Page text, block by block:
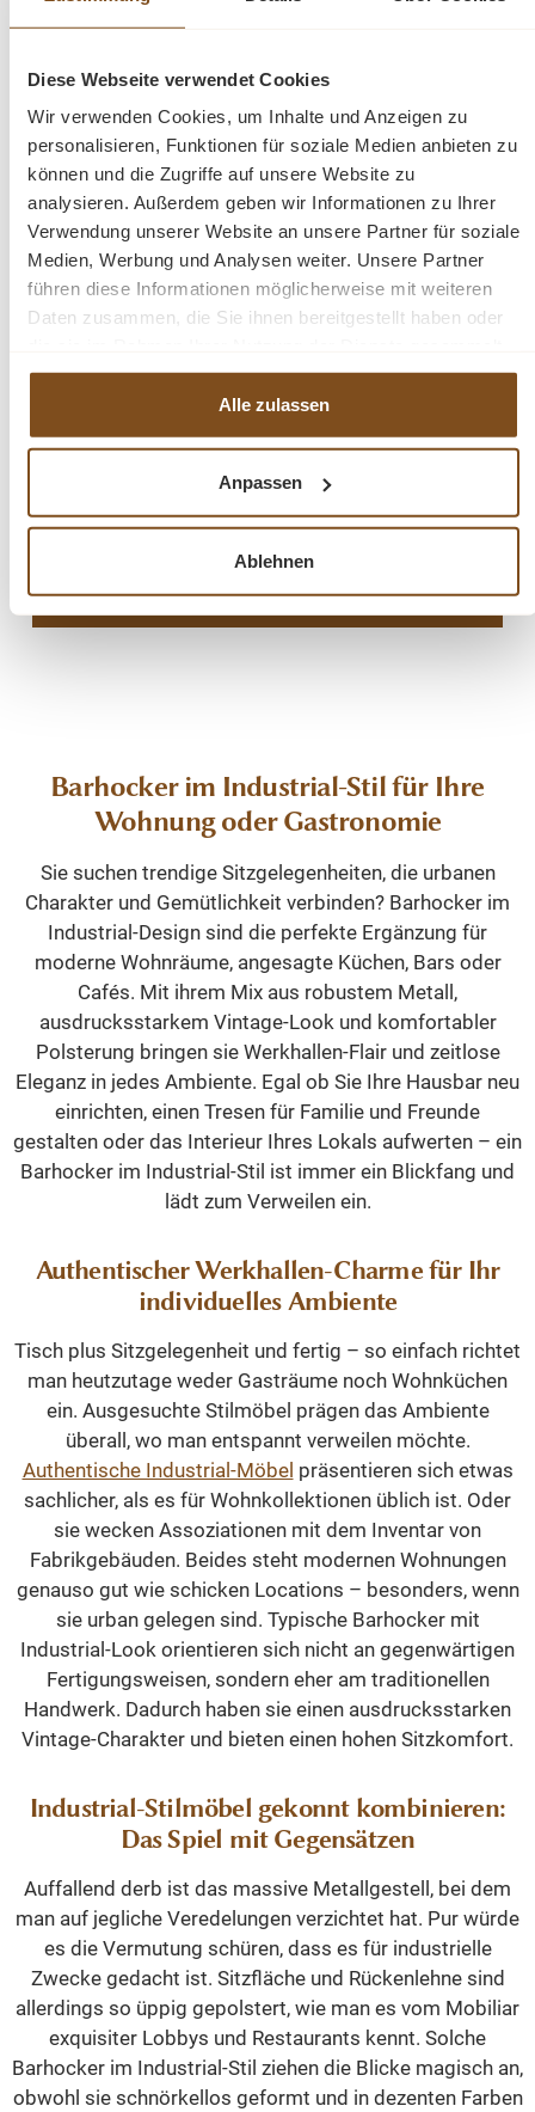
Diese Webseite verwendet Cookies
Wir verwenden Cookies, um Inhalte und Anzeigen zu
personalisieren, Funktionen für soziale Medien anbieten zu
können und die Zugriffe auf unsere Website zu
analysieren. Außerdem geben wir Informationen zu Ihrer
Verwendung unserer Website an unsere Partner für soziale
Medien, Werbung und Analysen weiter. Unsere Partner
führen diese Informationen möglicherweise mit weiteren
Daten zusammen, die Sie ihnen bereitgestellt haben oder
haben.
Alle zulassen
Anpassen
Ablehnen
Rabatt
-20%
Barhocker Mariotto kreuz aus massivem Teakholz
Verkaufspreis:
199,00 € Regulärer Preis:
249,00 € (20% gespart)
In den Warenkorb
Barhocker im Industrial-Stil für Ihre
Wohnung oder Gastronomie
Sie suchen trendige Sitzgelegenheiten, die urbanen
Charakter und Gemütlichkeit verbinden? Barhocker im
Industrial-Design sind die perfekte Ergänzung für
moderne Wohnräume, angesagte Küchen, Bars oder
Cafés. Mit ihrem Mix aus robustem Metall,
ausdrucksstarkem Vintage-Look und komfortabler
Polsterung bringen sie Werkhallen-Flair und zeitlose
Eleganz in jedes Ambiente. Egal ob Sie Ihre Hausbar neu
einrichten, einen Tresen für Familie und Freunde
gestalten oder das Interieur Ihres Lokals aufwerten – ein
Barhocker im Industrial-Stil ist immer ein Blickfang und
lädt zum Verweilen ein.
Authentischer Werkhallen-Charme für Ihr
individuelles Ambiente
Tisch plus Sitzgelegenheit und fertig – so einfach richtet
man heutzutage weder Gasträume noch Wohnküchen
ein. Ausgesuchte Stilmöbel prägen das Ambiente
überall, wo man entspannt verweilen möchte.
Authentische Industrial-Möbel präsentieren sich etwas
sachlicher, als es für Wohnkollektionen üblich ist. Oder
sie wecken Assoziationen mit dem Inventar von
Fabrikgebäuden. Beides steht modernen Wohnungen
genauso gut wie schicken Locations – besonders, wenn
sie urban gelegen sind. Typische Barhocker mit
Industrial-Look orientieren sich nicht an gegenwärtigen
Fertigungsweisen, sondern eher am traditionellen
Handwerk. Dadurch haben sie einen ausdrucksstarken
Vintage-Charakter und bieten einen hohen Sitzkomfort.
Industrial-Stilmöbel gekonnt kombinieren:
Das Spiel mit Gegensätzen
Auffallend derb ist das massive Metallgestell, bei dem
man auf jegliche Veredelungen verzichtet hat. Pur würde
es die Vermutung schüren, dass es für industrielle
Zwecke gedacht ist. Sitzfläche und Rückenlehne sind
allerdings so üppig gepolstert, wie man es vom Mobiliar
exquisiter Lobbys und Restaurants kennt. Solche
Barhocker im Industrial-Stil ziehen die Blicke magisch an,
obwohl sie schnörkellos geformt und in dezenten Farben